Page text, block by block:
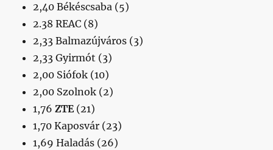
2,40 Békéscsaba (5)
2.38 REAC (8)
2,33 Balmazújváros (3)
2,33 Gyirmót (3)
2,00 Siófok (10)
2,00 Szolnok (2)
1,76ZTE(21)
1,70 Kaposvár (23)
1,69 Haladás (26)